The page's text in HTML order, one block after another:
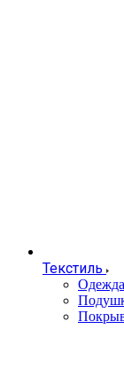
Текстиль
Одежда